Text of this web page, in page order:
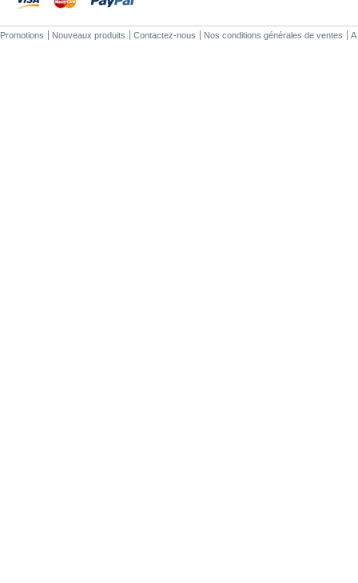
Promotions Nouveaux produits Contactez-nous Nos conditions générales de ventes A